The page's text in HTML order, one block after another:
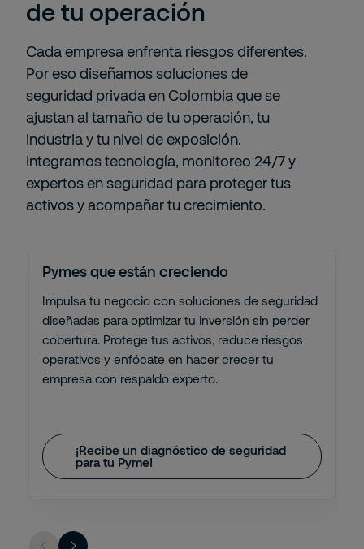
de tu operación
Cada empresa enfrenta riesgos diferentes.
Por eso diseñamos soluciones de
seguridad privada en Colombia que se
ajustan al tamaño de tu operación, tu
industria y tu nivel de exposición.
Integramos tecnología, monitoreo 24/7 y
expertos en seguridad para proteger tus
activos y acompañar tu crecimiento.
Pymes que están creciendo
Impulsa tu negocio con soluciones de seguridad
diseñadas para optimizar tu inversión sin perder
cobertura. Protege tus activos, reduce riesgos
operativos y enfócate en hacer crecer tu
empresa con respaldo experto.
¡Recibe un diagnóstico de seguridad
para tu Pyme!